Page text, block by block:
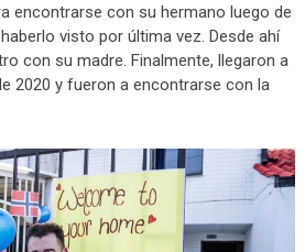
encontrarse con su hermano luego de
visto por última vez. Desde ahí
con su madre. Finalmente, llegaron a
2020 y fueron a encontrarse con la